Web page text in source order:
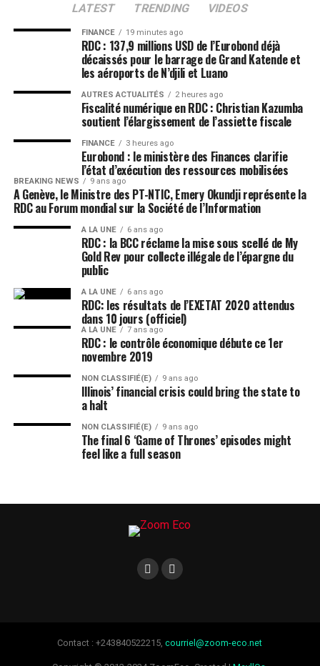
LATEST TRENDING VIDEOS
FINANCE 19 minutes ago
RDC : 137,9 millions USD de l’Eurobond déjà
décaissés pour le barrage de Grand Katende et
les aéroports de N’djili et Luano
AUTRES ACTUALITÉS 2 heures ago
Fiscalité numérique en RDC : Christian Kazumba
soutient l’élargissement de l’assiette fiscale
FINANCE 3 heures ago
Eurobond : le ministère des Finances clarifie
l’état d’exécution des ressources mobilisées
BREAKING NEWS 9 ans ago
A Genève, le Ministre des PT-NTIC, Emery Okundji représente la
RDC au Forum mondial sur la Société de l’Information
A LA UNE 6 ans ago
RDC : la BCC réclame la mise sous scellé de My
Gold Rev pour collecte illégale de l’épargne du
public
A LA UNE 6 ans ago
RDC: les résultats de l’EXETAT 2020 attendus
dans 10 jours (officiel)
A LA UNE 7 ans ago
RDC : le contrôle économique débute ce 1er
novembre 2019
NON CLASSIFIÉ(E) 9 ans ago
Illinois’ financial crisis could bring the state to
a halt
NON CLASSIFIÉ(E) 9 ans ago
The final 6 ‘Game of Thrones’ episodes might
feel like a full season
Contact : +243840522215,courriel@zoom-eco.net